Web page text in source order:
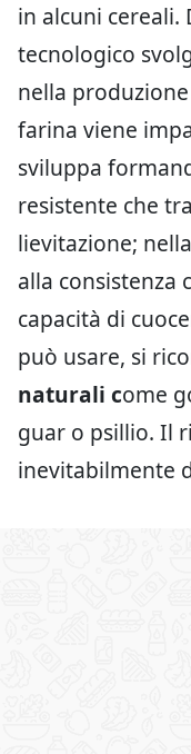
in alcuni cereali.
tecnologico
nella
farina viene
sviluppa
resistente che
lievitazione;
alla consistenza
capacità di
può usare, si
naturali come
guar o psillio. Il
inevitabilmente